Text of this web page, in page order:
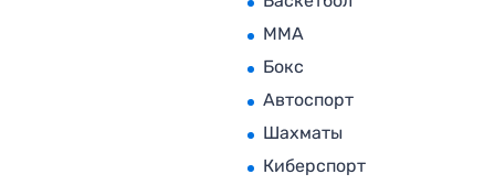
MMA
Бокс
Автоспорт
Шахматы
Киберспорт